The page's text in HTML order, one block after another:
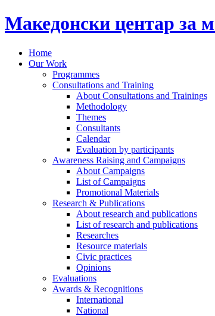
Македонски центар за
Home
Our Work
Programmes
Consultations and Training
About Consultations and Trainings
Methodology
Themes
Consultants
Calendar
Evaluation by participants
Awareness Raising and Campaigns
About Campaigns
List of Campaigns
Promotional Materials
Research & Publications
About research and publications
List of research and publications
Researches
Resource materials
Civic practices
Opinions
Evaluations
Awards & Recognitions
International
National